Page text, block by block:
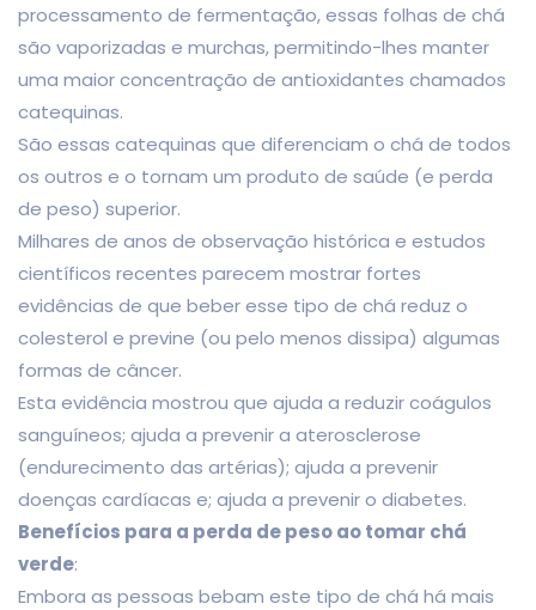
processamento de fermentação, essas folhas de chá
são vaporizadas e murchas, permitindo-lhes manter
uma maior concentração de antioxidantes chamados
catequinas.
São essas catequinas que diferenciam o chá de todos
os outros e o tornam um produto de saúde (e perda
de peso) superior.
Milhares de anos de observação histórica e estudos
científicos recentes parecem mostrar fortes
evidências de que beber esse tipo de chá reduz o
colesterol e previne (ou pelo menos dissipa) algumas
formas de câncer.
Esta evidência mostrou que ajuda a reduzir coágulos
sanguíneos; ajuda a prevenir a aterosclerose
(endurecimento das artérias); ajuda a prevenir
doenças cardíacas e; ajuda a prevenir o diabetes.
Benefícios para a perda de peso ao tomar chá
verde:
Embora as pessoas bebam este tipo de chá há mais